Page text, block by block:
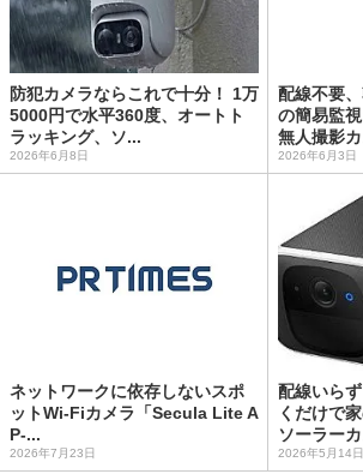
防犯カメラならこれで十分！ 1万
5000円で水平360度、オートト
ラッキング、ソ...
2026年6月8日
配線不要
の簡易監
無人撮影
2026年6月3日
ネットワークに依存しないスポ
ットWi-Fiカメラ「Secula Lite A
P-...
2026年7月23日
配線いら
くだけで
ソーラー
2026年5月14日